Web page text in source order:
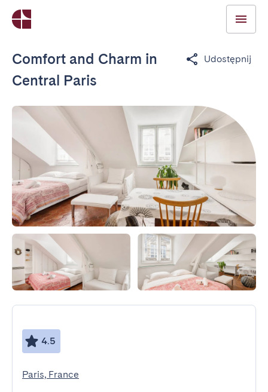
Comfort and Charm in
Central Paris
Udostępnij
4.5
Paris, France